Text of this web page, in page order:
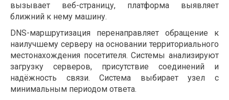
вызывает веб-страницу, платформа выявляет
ближний к нему машину.
DNS-маршрутизация перенаправляет обращение к
наилучшему серверу на основании территориального
местонахождения посетителя. Системы анализируют
загрузку серверов, присутствие соединений и
надёжность связи. Система выбирает узел с
минимальным периодом ответа.